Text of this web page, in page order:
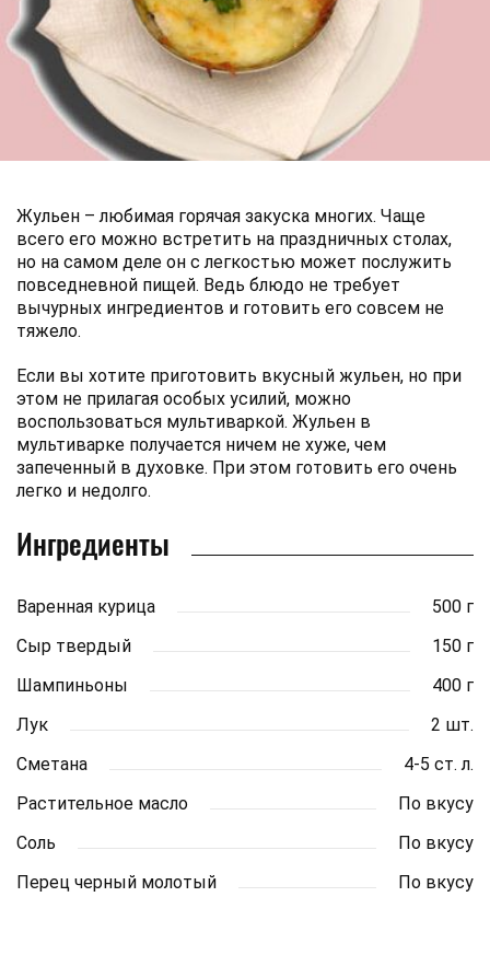
Жульен – любимая горячая закуска многих. Чаще
всего его можно встретить на праздничных столах,
но на самом деле он с легкостью может послужить
повседневной пищей. Ведь блюдо не требует
вычурных ингредиентов и готовить его совсем не
тяжело.
Если вы хотите приготовить вкусный жульен, но при
этом не прилагая особых усилий, можно
воспользоваться мультиваркой. Жульен в
мультиварке получается ничем не хуже, чем
запеченный в духовке. При этом готовить его очень
легко и недолго.
Ингредиенты
Варенная курица
500 г
Сыр твердый
150 г
Шампиньоны
400 г
Лук
2 шт.
Сметана
4-5 ст. л.
Растительное масло
По вкусу
Соль
По вкусу
Перец черный молотый
По вкусу